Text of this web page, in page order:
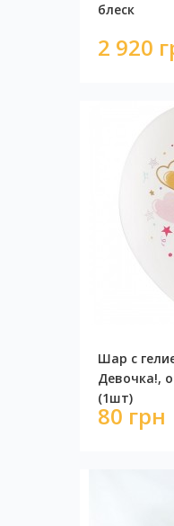
блеск
2 920
Шар с
Девочка!,
(1шт)
80 грн